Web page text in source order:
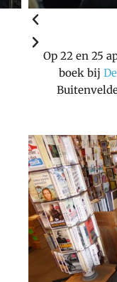
Op 22 en 25
boek bij